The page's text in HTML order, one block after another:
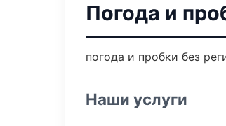
Погода и
погода и пробки без
Наши услуги